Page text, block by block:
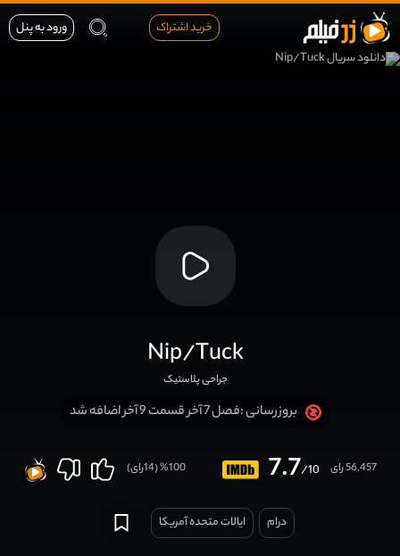
خرید اشتراک ورود به پنل
Nip/Tuck
جراحی پلاستیک
بروزرسانی :فصل 7 آخر قسمت 9 آخر اضافه شد
7.7/10 56,457 رای 100
% (
14رای)
درام ایالات متحده آمریکا